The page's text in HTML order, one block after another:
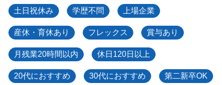
土日祝休み 学歴不問 上場企業
産休・育休あり フレックス 賞与あり
月残業20時間以内 休日120日以上
20代におすすめ 30代におすすめ 第二新卒OK